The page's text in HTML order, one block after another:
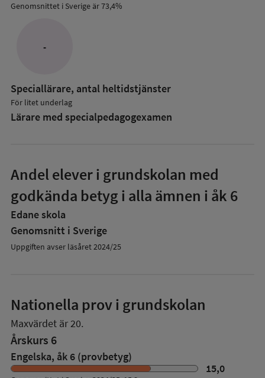
Genomsnittet i Sverige är 73,4%
-
Speciallärare, antal heltidstjänster
För litet underlag
Lärare med specialpedagog­examen
Andel elever i grundskolan med
godkända betyg i alla ämnen i åk 6
Edane skola
Genomsnitt i Sverige
Uppgiften avser läsåret 2024/25
Nationella prov i grundskolan
Maxvärdet är 20.
Årskurs 6
Engelska, åk 6 (provbetyg)
15,0